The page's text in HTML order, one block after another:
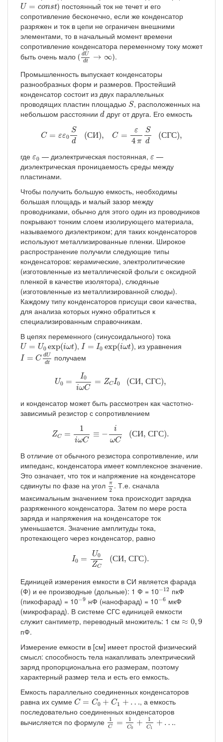
U = const
U=c onst
) постоянный ток не течет и его
сопротивление бесконечно, если же конденсатор
разряжен и ток в цепи не ограничен внешними
элементами, то в начальный момент времени
сопротивление конденсатора переменному току может
быть очень мало ( dU
dt → ∞
dUdt→∞).
Промышленность выпускает конденсаторы
разнообразных форм и размеров. Простейший
конденсатор состоит из двух параллельных
проводящих пластин площадью S
S, расположенных на
небольшом расстоянии d
d друг от друга. Его емкость
C = εε0
S
d
(СИ), C =
ε
4π
S
d
(СГС),
d π d
где ε0
ε0 — диэлектрическая постоянная, ε
ε —
диэлектрическая проницаемость среды между
пластинами.
Чтобы получить большую емкость, необходимы
большая площадь и малый зазор между
проводниками, обычно для этого один из проводников
покрывают тонким слоем изолирующего материала,
называемого диэлектриком; для таких конденсаторов
используют металлизированные пленки. Широкое
распространение получили следующие типы
конденсаторов: керамические, электролитические
(изготовленные из металлической фольги с оксидной
пленкой в качестве изолятора), слюдяные
(изготовленные из металлизированной слюды).
Каждому типу конденсаторов присущи свои качества,
для анализа которых нужно обратиться к
специализированным справочникам.
В цепях переменного (синусоидального) тока
U = U0 exp(iωt)
U=U0exp(iωt) ,I = I0 exp(iωt)
I=I 0exp(iωt) , из уравнения
I = C dU
dt
I= dUdt получаем
U0 = I0
iωC
= ZCI0 (СИ, СГС),
ω
и конденсатор может быть рассмотрен как частотно-
зависимый резистор с сопротивлением
ZC =
1
iωC
≡ −
i
ωC
(СИ, СГС).
ω C
В отличие от обычного резистора сопротивление, или
импеданс, конденсатора имеет комплексное значение.
Это означает, что ток и напряжение на конденсаторе
сдвинуты по фазе на угол
π
2
π2. Т.е. сначала
максимальным значением тока происходит зарядка
разряженного конденсатора. Затем по мере роста
заряда и напряжения на конденсаторе ток
уменьшается. Значение амплитуды тока,
протекающего через конденсатор, равно
I0 = U0
ZC
(СИ, СГС).
0Z
Единицей измерения емкости в СИ является фарада
(Ф) и ее производные (дольные): 1 Ф = 10−12
−12пкФ
(пикофарад) = 10−9
−9нФ (нанофарад) = 10−6
−6 мкФ
(микрофарад). В системе СГС единицей емкости
служит сантиметр, переводный множитель: 1 см ≈ 0,9
≈0,9
пФ.
Измерение емкости в [см] имеет простой физический
смысл: способность тела накапливать электрический
заряд пропорциональна его размерам, поэтому
характерный размер тела и есть его емкость.
Емкость параллельно соединенных конденсаторов
равна их сумме C = C0 + C1 + …
C=C 0+ C1+…
, а емкость
последовательно соединенных конденсаторов
вычисляется по формуле
1
C = 1
C0
+ 1
C1
+ …
1C=1C0+1C1+… .